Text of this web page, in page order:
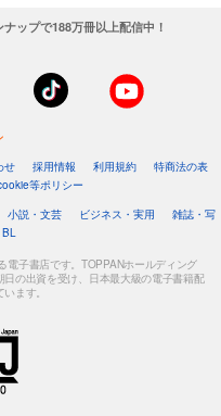
ップで188万冊以上配信中！
せ 採用情報 利用規約
特商法の表
等ポリシー
小説・文芸 ビジネス・実用
雑誌・写
BL
電子書店です。TOPPANホールディング
の出資を受け、日本最大級の電子書籍配
ます。